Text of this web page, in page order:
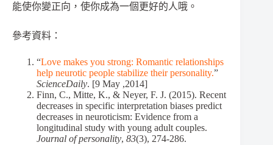
能使你變正向，使你成為一個更好的人哦。
參考資料：
“Love makes you strong: Romantic relationships
help neurotic people stabilize their personality.”
ScienceDaily. [9 May ,2014]
Finn, C., Mitte, K., & Neyer, F. J. (2015). Recent
decreases in specific interpretation biases predict
decreases in neuroticism: Evidence from a
longitudinal study with young adult couples.
Journal of personality, 83(3), 274-286.